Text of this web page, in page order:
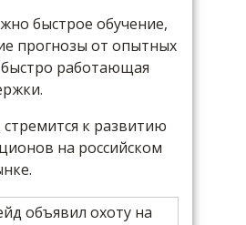
быстрое обучение,
прогнозы от опытных
работающая
к развитию
на российском